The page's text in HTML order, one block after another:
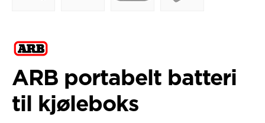
ARB portabelt batteri
til kjøleboks